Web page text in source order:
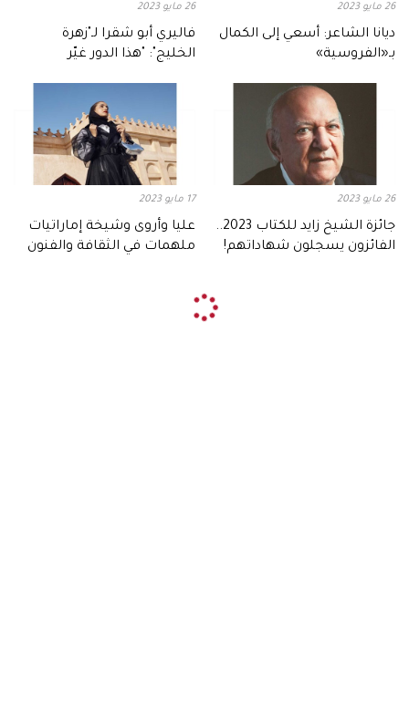
26 مايو 2023
ديانا الشاعر: أسعي إلى الكمال
بـ«الفروسية»
26 مايو 2023
فاليري أبو شقرا لـ"زهرة
الخليج": "هذا الدور غيّر
26 مايو 2023
جائزة الشيخ زايد للكتاب 2023..
الفائزون يسجلون شهاداتهم!
17 مايو 2023
عليا وأروى وشيخة إماراتيات
ملهمات في الثقافة والفنون